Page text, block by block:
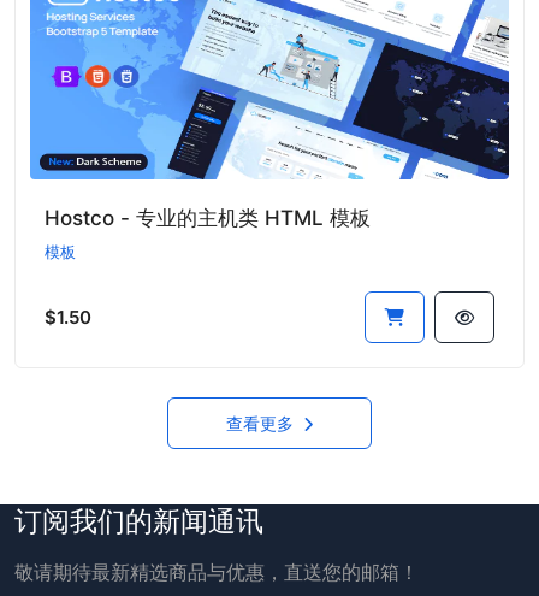
Hostco - 专业的主机类 HTML 模板
模板
$1.50
查看更多
订阅我们的新闻通讯
敬请期待最新精选商品与优惠，直送您的邮箱！